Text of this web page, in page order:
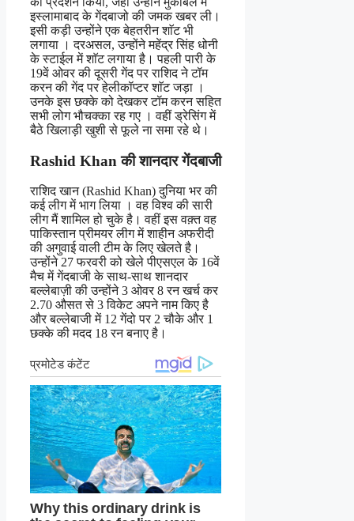
इस्लामाबाद के गेंदबाजो की जमक खबर ली।
इसी कड़ी उन्होंने एक बेहतरीन शाॅट भी
लगाया । दरअसल, उन्होंने महेंद्र सिंह धोनी
के स्टाईल में शाॅट लगाया है। पहली पारी के
19वें ओवर की दूसरी गेंद पर राशिद ने टॉम
करन की गेंद पर हेलीकॉप्टर शाॅट जड़ा ।
उनके इस छक्के को देखकर टॉम करन सहित
सभी लोग भौचक्का रह गए । वहीं ड्रेसिंग में
बैठे खिलाड़ी खुशी से फूले ना समा रहे थे।
Rashid Khan की शानदार गेंदबाजी
राशिद खान (Rashid Khan) दुनिया भर की
कई लीग में भाग लिया । वह विश्व की सारी
लीग मैं शामिल हो चुके है। वहीं इस वक़्त वह
पाकिस्तान प्रीमयर लीग में शाहीन अफरीदी
की अगुवाई वाली टीम के लिए खेलते है।
उन्होंने 27 फरवरी को खेले पीएसएल के 16वें
मैच में गेंदबाजी के साथ-साथ शानदार
बल्लेबाज़ी की उन्होंने 3 ओवर 8 रन खर्च कर
2.70 औसत से 3 विकेट अपने नाम किए है
और बल्लेबाजी में 12 गेंदो पर 2 चौके और 1
छक्के की मदद 18 रन बनाए है।